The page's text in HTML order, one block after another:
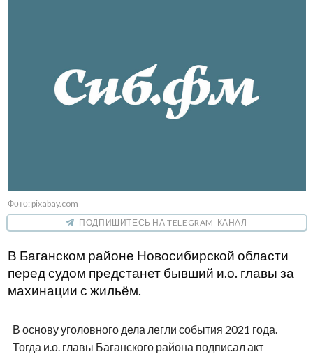
Фото: pixabay.com
ПОДПИШИТЕСЬ НА TELEGRAM-КАНАЛ
В Баганском районе Новосибирской области
перед судом предстанет бывший и.о. главы за
махинации с жильём.
В основу уголовного дела легли события 2021 года.
Тогда и.о. главы Баганского района подписал акт